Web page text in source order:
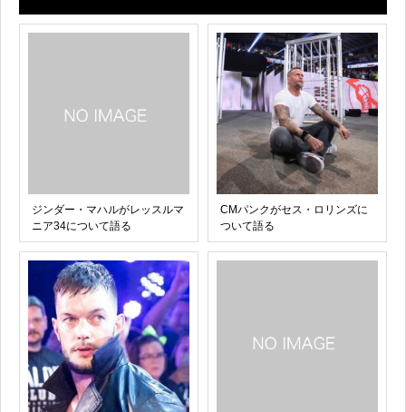
ジンダー・マハルがレッスルマ
ニア34について語る
CMパンクがセス・ロリンズに
ついて語る